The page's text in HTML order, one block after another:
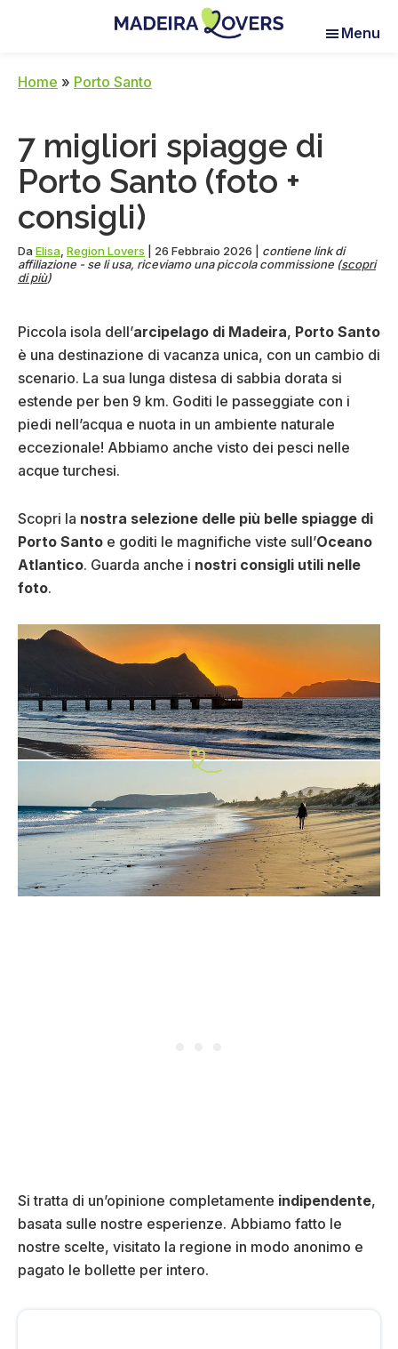
content
sidebar
réveiller
Madère
Menu
Home » Porto Santo
7 migliori spiagge di
Porto Santo (foto +
consigli)
Da Elisa Region Lovers 26 Febbraio 2026
contiene link di
affiliazione - se li usa, riceviamo una piccola commissione (scopri
di più)
Piccola isola dell’arcipelago di Madeira, Porto Santo
è una destinazione di vacanza unica, con un cambio di
scenario. La sua lunga distesa di sabbia dorata si
estende per ben 9 km. Goditi le passeggiate con i
piedi nell’acqua e nuota in un ambiente naturale
eccezionale! Abbiamo anche visto dei pesci nelle
acque turchesi.
Scopri la nostra selezione delle più belle spiagge di
Porto Santo e goditi le magnifiche viste sull’Oceano
Atlantico. Guarda anche i nostri consigli utili nelle
foto.
Si tratta di un’opinione completamente indipendente,
basata sulle nostre esperienze. Abbiamo fatto le
nostre scelte, visitato la regione in modo anonimo e
pagato le bollette per intero.